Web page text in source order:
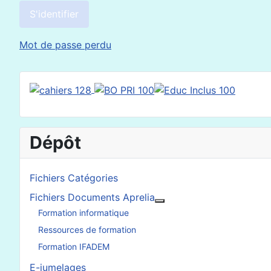
S'identifier
Mot de passe perdu
Dépôt
Fichiers Catégories
Fichiers Documents Aprelia
Formation informatique
Ressources de formation
Formation IFADEM
E-jumelages